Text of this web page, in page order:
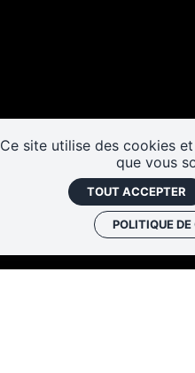
Ce site utilise des cookies
que vous
TOUT ACCEPTER
POLITIQUE